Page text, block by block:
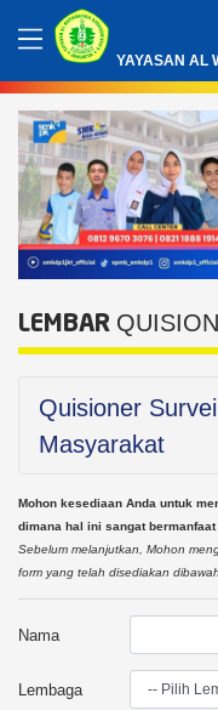
YAYASAN AL
LEMBAR
Quisioner
Masyarakat
Mohon kesediaan Anda untuk
dimana hal ini sangat
Sebelum melanjutkan, Mohon
form yang telah disediakan
Nama
Lembaga